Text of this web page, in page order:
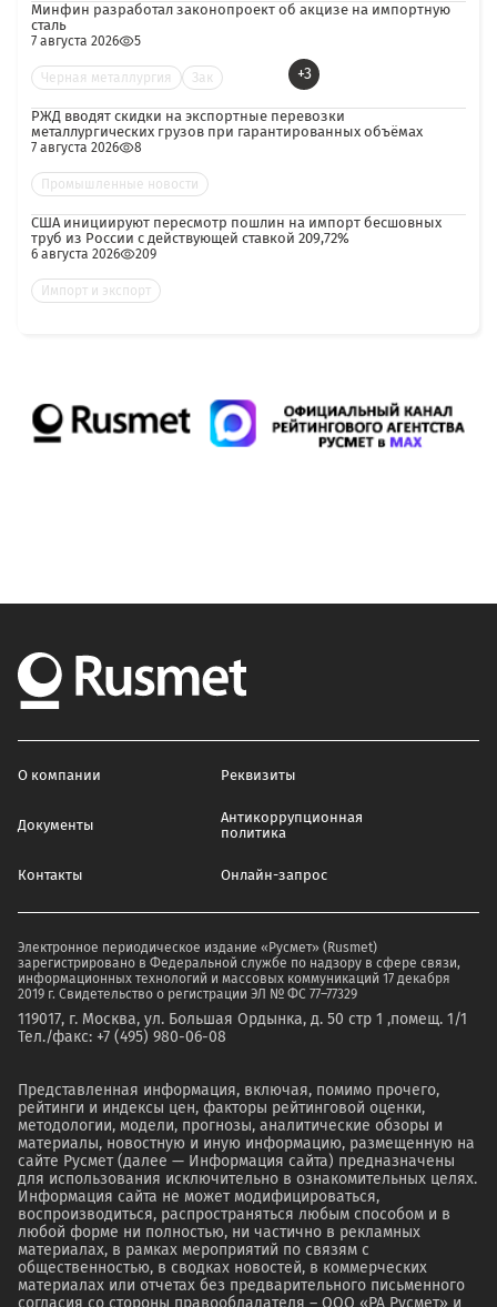
Минфин разработал законопроект об акцизе на импортную
сталь
7 августа 2026 5
Черная металлургия Зак +3
РЖД вводят скидки на экспортные перевозки
металлургических грузов при гарантированных объёмах
7 августа 2026 8
Промышленные новости
США инициируют пересмотр пошлин на импорт бесшовных
труб из России с действующей ставкой 209,72%
6 августа 2026 209
Импорт и экспорт
О компании Реквизиты
Документы
Антикоррупционная
политика
Контакты Онлайн-запрос
Электронное периодическое издание «Русмет» (Rusmet)
зарегистрировано в Федеральной службе по надзору в сфере связи,
информационных технологий и массовых коммуникаций 17 декабря
2019 г. Свидетельство о регистрации ЭЛ № ФС 77–77329
119017, г. Москва, ул. Большая Ордынка, д. 50 стр 1 ,помещ. 1/1
Тел./факс: +7 (495) 980-06-08
Представленная информация, включая, помимо прочего,
рейтинги и индексы цен, факторы рейтинговой оценки,
методологии, модели, прогнозы, аналитические обзоры и
материалы, новостную и иную информацию, размещенную на
сайте Русмет (далее — Информация сайта) предназначены
для использования исключительно в ознакомительных целях.
Информация сайта не может модифицироваться,
воспроизводиться, распространяться любым способом и в
любой форме ни полностью, ни частично в рекламных
материалах, в рамках мероприятий по связям с
общественностью, в сводках новостей, в коммерческих
материалах или отчетах без предварительного письменного
согласия со стороны правообладателя – ООО «РА Русмет» и